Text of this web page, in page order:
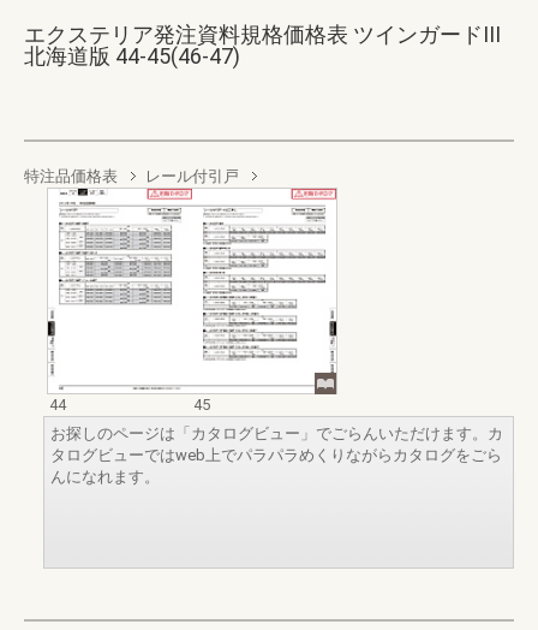
エクステリア発注資料規格価格表 ツインガードIII
北海道版 44-45(46-47)
特注品価格表 レール付引戸
44
45
お探しのページは「カタログビュー」でごらんいただけます。カ
タログビューではweb上でパラパラめくりながらカタログをごら
んになれます。